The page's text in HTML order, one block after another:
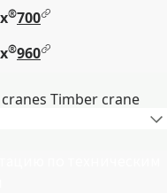
®700
®960
Timber crane